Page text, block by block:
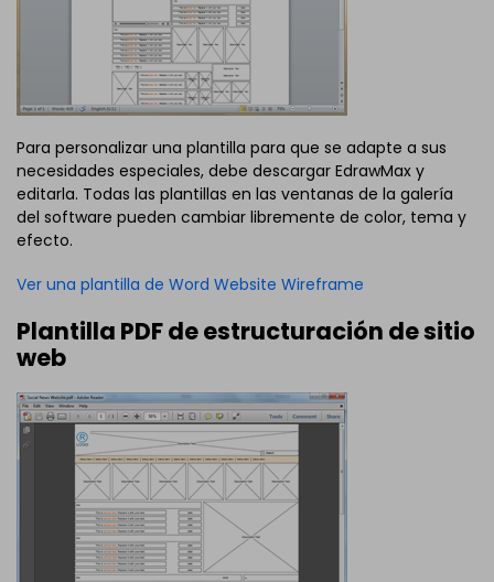
Para personalizar una plantilla para que se adapte a sus
necesidades especiales, debe descargar EdrawMax y
editarla. Todas las plantillas en las ventanas de la galería
del software pueden cambiar libremente de color, tema y
efecto.
Ver una plantilla de Word Website Wireframe
Plantilla PDF de estructuración de sitio
web